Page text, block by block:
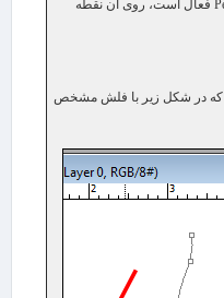
فعال است، روی آن نقطه
که در شکل زیر با فلش مشخص